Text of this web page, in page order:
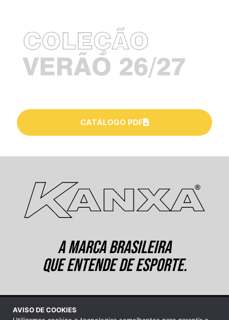
CATÁLOGO PDF
A MARCA BRASILEIRA
QUE ENTENDE DE ESPORTE.
©2026 Kanxa Industrial Ltda.
AVISO DE COOKIES